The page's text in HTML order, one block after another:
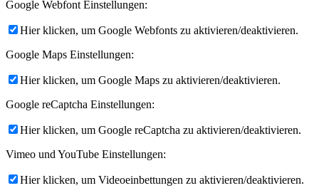
Google Webfont Einstellungen:
Hier klicken, um Google Webfonts zu aktivieren/deaktivieren.
Google Maps Einstellungen:
Hier klicken, um Google Maps zu aktivieren/deaktivieren.
Google reCaptcha Einstellungen:
Hier klicken, um Google reCaptcha zu aktivieren/deaktivieren.
Vimeo und YouTube Einstellungen:
Hier klicken, um Videoeinbettungen zu aktivieren/deaktivieren.